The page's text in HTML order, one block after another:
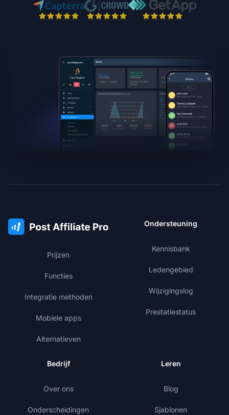
Prijzen
Functies
Integratie methoden
Mobiele apps
Alternatieven
Ondersteuning
Kennisbank
Ledengebied
Wijzigingslog
Prestatiestatus
Bedrijf
Over ons
Onderscheidingen
Leren
Blog
Sjablonen